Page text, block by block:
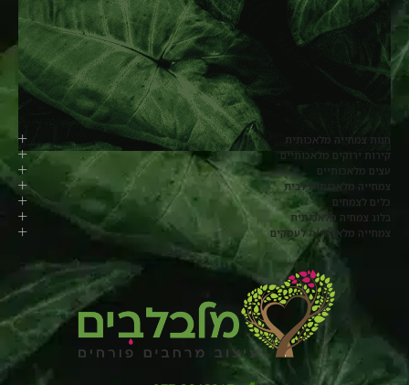
חנות צמחייה מלאכותית
קירות ירוקים מלאכותיים
עצים מלאכותיים
צמחייה מלאכותית לבית
כלים לצמחים
בלוג צמחיה מלאכותית
צמחייה מלאכותית לעסקים